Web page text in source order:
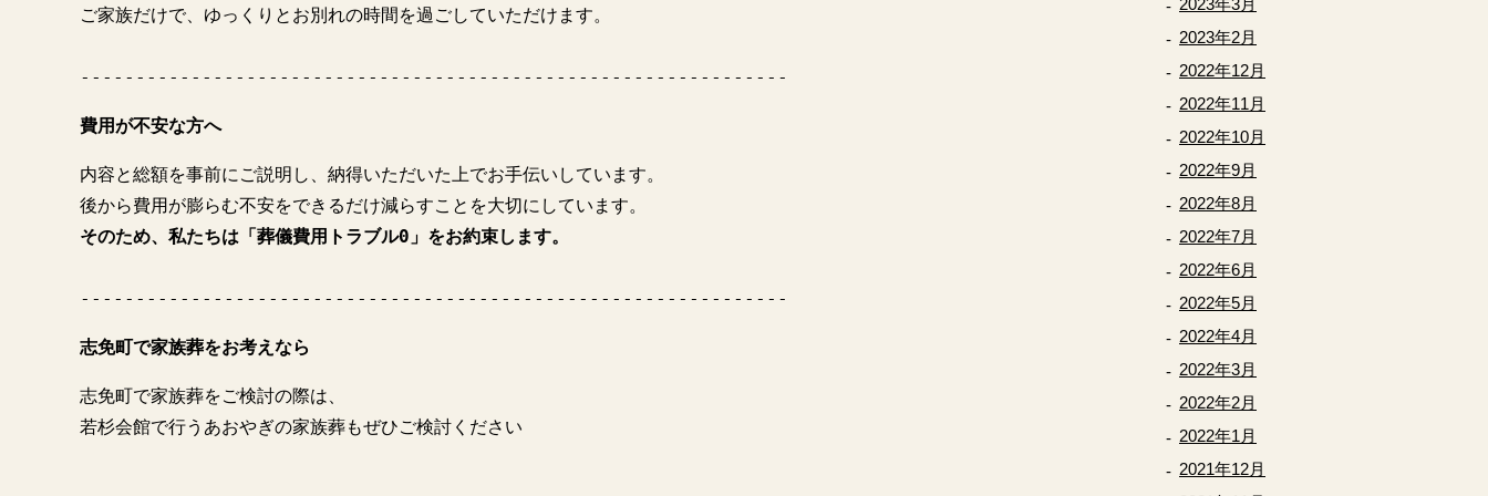
ご家族だけで、ゆっくりとお別れの時間を過ごしていただけます。
----------------------------------------------------------------
費用が不安な方へ
内容と総額を事前にご説明し、納得いただいた上でお手伝いしています。
後から費用が膨らむ不安をできるだけ減らすことを大切にしています。
そのため、私たちは「葬儀費用トラブル0」をお約束します。
----------------------------------------------------------------
志免町で家族葬をお考えなら
志免町で家族葬をご検討の際は、
若杉会館で行うあおやぎの家族葬もぜひご検討ください
2023年3月
2023年2月
2022年12月
2022年11月
2022年10月
2022年9月
2022年8月
2022年7月
2022年6月
2022年5月
2022年4月
2022年3月
2022年2月
2022年1月
2021年12月